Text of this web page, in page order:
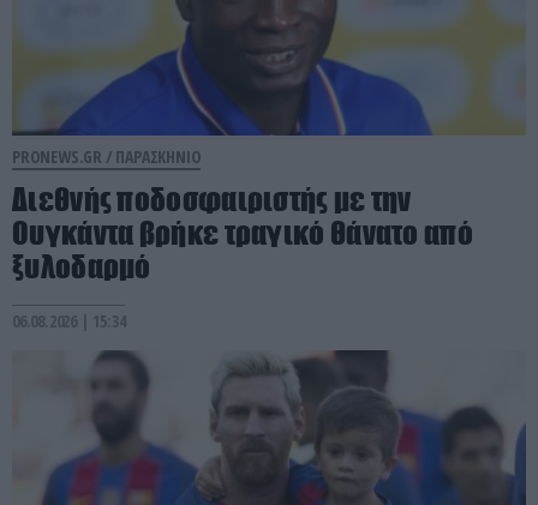
PRONEWS.GR / ΠΑΡΑΣΚΗΝΙΟ
Διεθνής ποδοσφαιριστής με την
Ουγκάντα βρήκε τραγικό θάνατο από
ξυλοδαρμό
06.08.2026 | 15:34